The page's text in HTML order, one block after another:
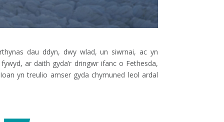
dau ddyn, dwy wlad, un siwrnai, ac yn
ar daith gyda’r dringwr ifanc o Fethesda,
yn treulio amser gyda chymuned leol ardal